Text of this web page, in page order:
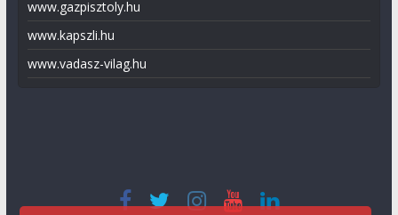
www.gazpisztoly.hu
www.kapszli.hu
www.vadasz-vilag.hu